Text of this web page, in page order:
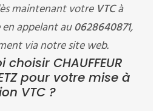
maintenant votre VTCà
en appelant au0628640871,
via notre site web.
choisir CHAUFFEUR
pour votre mise à
VTC ?